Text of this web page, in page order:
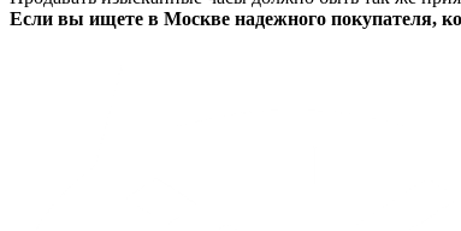
Если вы ищете в Москве надежного покупателя,